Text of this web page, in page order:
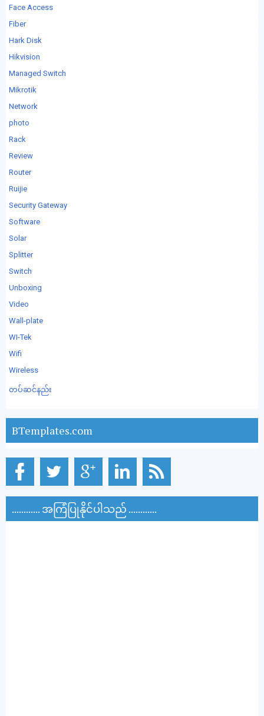
Face Access
Fiber
Hark Disk
Hikvision
Managed Switch
Mikrotik
Network
photo
Rack
Review
Router
Ruijie
Security Gateway
Software
Solar
Splitter
Switch
Unboxing
Video
Wall-plate
WI-Tek
Wifi
Wireless
တပ်ဆင်နည်း
BTemplates.com
............ အကြံပြုနိုင်ပါသည် ............